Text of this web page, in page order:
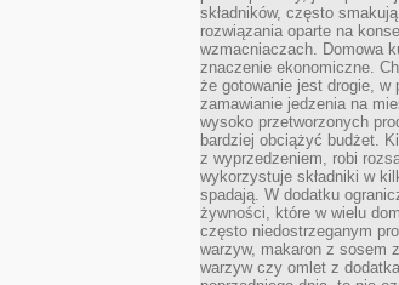
składników, często
rozwiązania oparte na
wzmacniaczach. Domowa
znaczenie ekonomiczne.
że gotowanie jest drogie, w
zamawianie jedzenia na
wysoko przetworzonych
bardziej obciążyć budżet.
z wyprzedzeniem, robi
wykorzystuje składniki w
spadają. W dodatku
żywności, które w wielu
często niedostrzeganym
warzyw, makaron z sosem
warzyw czy omlet z